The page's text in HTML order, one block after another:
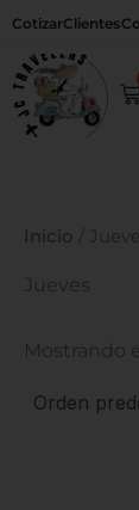
contenido
CotizarClientes
Inicio /
Jueves
Mostrando